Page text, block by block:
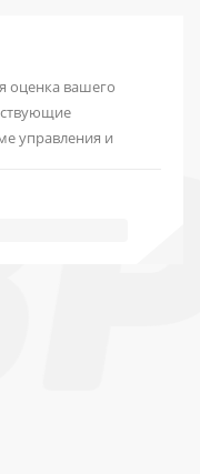
оценка вашего
управления и